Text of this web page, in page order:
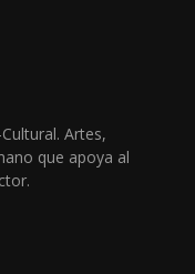
Artes,
que apoya al